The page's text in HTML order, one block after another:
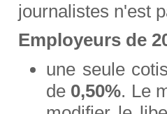
journalistes n'est
Employeurs de
une seule
de 0,50%. Le